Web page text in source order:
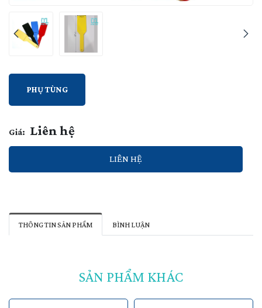
PHỤ TÙNG
Giá: Liên hệ
LIÊN HỆ
THÔNG TIN SẢN PHẨM BÌNH LUẬN
SẢN PHẨM KHÁC